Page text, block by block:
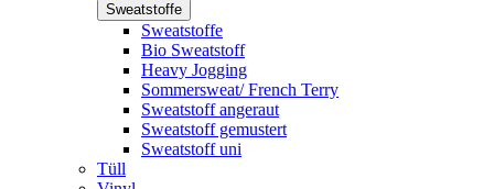
Sweatstoffe
Sweatstoffe
Bio Sweatstoff
Heavy Jogging
Sommersweat/ French Terry
Sweatstoff angeraut
Sweatstoff gemustert
Sweatstoff uni
Tüll